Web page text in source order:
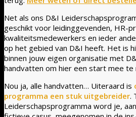
Net als ons D&I
geschikt voor leidinggevenden, HR-
kwaliteitsmedewerkers en ieder
op het gebied van D&I heeft. Het is
binnen jouw eigen organisatie met
handvatten om hier een start mee te
Nou ja, alle handvatten… Uiteraard is
programma een stuk uitgebreider.
Leiderschapsprogramma word je,